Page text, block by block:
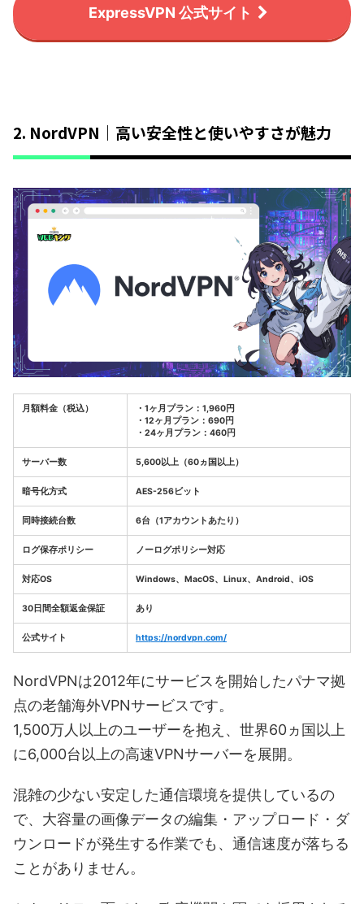
ExpressVPN 公式サイト
2. NordVPN｜高い安全性と使いやすさが魅力
月額料金（税込）
・1ヶ月プラン：1,960円
・12ヶ月プラン：690円
・24ヶ月プラン：460円
サーバー数 5,600以上（60ヵ国以上）
暗号化方式 AES-256ビット
同時接続台数 6台（1アカウントあたり）
ログ保存ポリシー ノーログポリシー対応
対応OS Windows、MacOS、Linux、Android、iOS
30日間全額返金保証 あり
公式サイト https://nordvpn.com/
NordVPNは2012年にサービスを開始したパナマ拠
点の老舗海外VPNサービスです。
1,500万人以上のユーザーを抱え、世界60ヵ国以上
に6,000台以上の高速VPNサーバーを展開。
混雑の少ない安定した通信環境を提供しているの
で、大容量の画像データの編集・アップロード・ダ
ウンロードが発生する作業でも、通信速度が落ちる
ことがありません。